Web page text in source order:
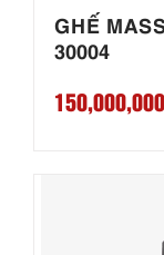
GHẾ
30004